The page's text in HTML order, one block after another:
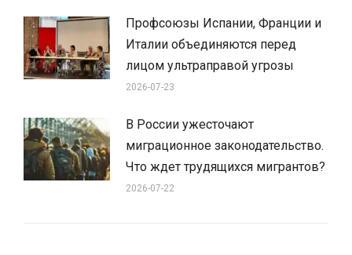
Профсоюзы Испании, Франции и
Италии объединяются перед
лицом ультраправой угрозы
2026-07-23
В России ужесточают
миграционное законодательство.
Что ждет трудящихся мигрантов?
2026-07-22